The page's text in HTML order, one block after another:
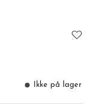
Ikke på lager